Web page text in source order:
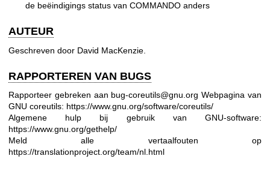
de beëindigings status van COMMANDO anders
AUTEUR
Geschreven door David MacKenzie.
RAPPORTEREN VAN BUGS
Rapporteer gebreken aan bug-coreutils@gnu.orgWebpagina van
GNU coreutils: https://www.gnu.org/software/coreutils/
Algemene hulp bij gebruik van GNU-software:
https://www.gnu.org/gethelp/
Meld alle vertaalfouten op
https://translationproject.org/team/nl.html